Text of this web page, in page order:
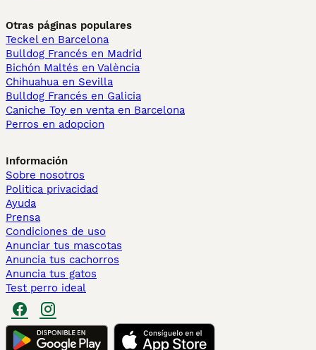
Otras páginas populares
Teckel en Barcelona
Bulldog Francés en Madrid
Bichón Maltés en València
Chihuahua en Sevilla
Bulldog Francés en Galicia
Caniche Toy en venta en Barcelona
Perros en adopcion
Información
Sobre nosotros
Politica privacidad
Ayuda
Prensa
Condiciones de uso
Anunciar tus mascotas
Anuncia tus cachorros
Anuncia tus gatos
Test perro ideal